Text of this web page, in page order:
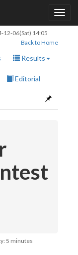
12-06(Sat) 14:05
Back to Home
Results
Editorial
5 minutes